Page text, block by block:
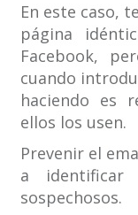
En este caso,
página
Facebook,
cuando
haciendo es
ellos los usen.
Prevenir el
a
sospechosos.